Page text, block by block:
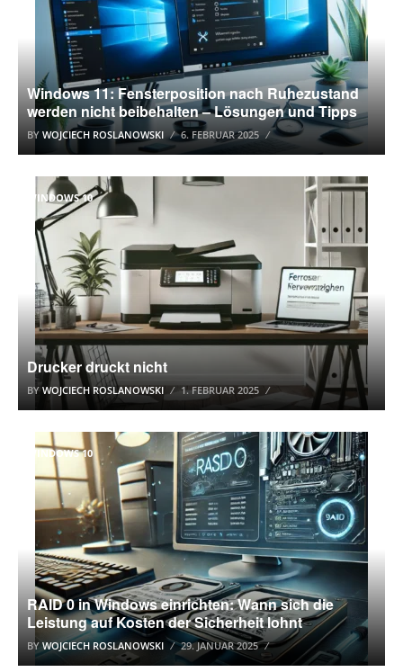
Windows 11: Fensterposition nach Ruhezustand
werden nicht beibehalten – Lösungen und Tipps
BY WOJCIECH ROSLANOWSKI 6. FEBRUAR 2025
WINDOWS 10
Drucker druckt nicht
BYWOJCIECH ROSLANOWSKI 1. FEBRUAR 2025
WINDOWS 10
RAID 0 in Windows einrichten: Wann sich die
Leistung auf Kosten der Sicherheit lohnt
BY WOJCIECH ROSLANOWSKI 29. JANUAR 2025